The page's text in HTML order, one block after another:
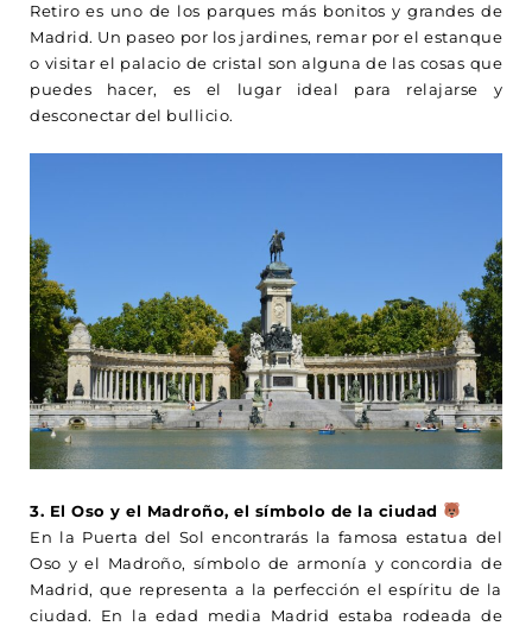
Retiro es uno de los parques más bonitos y grandes de
Madrid. Un paseo por los jardines, remar por el estanque
o visitar el palacio de cristal son alguna de las cosas que
puedes hacer, es el lugar ideal para relajarse y
desconectar del bullicio.
3. El Oso y el Madroño, el símbolo de la ciudad
En la Puerta del Sol encontrarás la famosa estatua del
Oso y el Madroño, símbolo de armonía y concordia de
Madrid, que representa a la perfección el espíritu de la
ciudad. En la edad media Madrid estaba rodeada de